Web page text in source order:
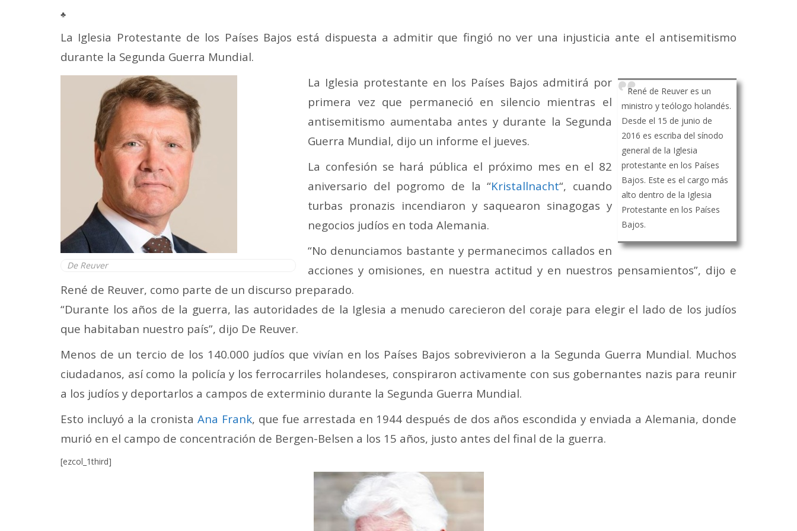
♣
La Iglesia Protestante de los Países Bajos está dispuesta a admitir que fingió no ver una injusticia ante el antisemitismo
durante la Segunda Guerra Mundial.
René de Reuver es un
ministro y teólogo holandés.
Desde el 15 de junio de
2016 es escriba del sínodo
general de la Iglesia
protestante en los Países
Bajos. Este es el cargo más
alto dentro de la Iglesia
Protestante en los Países
Bajos.
De Reuver
La Iglesia protestante en los Países Bajos admitirá por
primera vez que permaneció en silencio mientras el
antisemitismo aumentaba antes y durante la Segunda
Guerra Mundial, dijo un informe el jueves.
La confesión se hará pública el próximo mes en el 82
aniversario del pogromo de la “Kristallnacht“, cuando
turbas pronazis incendiaron y saquearon sinagogas y
negocios judíos en toda Alemania.
“No denunciamos bastante y permanecimos callados en
acciones y omisiones, en nuestra actitud y en nuestros pensamientos”, dijo e
René de Reuver, como parte de un discurso preparado.
“Durante los años de la guerra, las autoridades de la Iglesia a menudo carecieron del coraje para elegir el lado de los judíos
que habitaban nuestro país”, dijo De Reuver.
Menos de un tercio de los 140.000 judíos que vivían en los Países Bajos sobrevivieron a la Segunda Guerra Mundial. Muchos
ciudadanos, así como la policía y los ferrocarriles holandeses, conspiraron activamente con sus gobernantes nazis para reunir
a los judíos y deportarlos a campos de exterminio durante la Segunda Guerra Mundial.
Esto incluyó a la cronista Ana Frank, que fue arrestada en 1944 después de dos años escondida y enviada a Alemania, donde
murió en el campo de concentración de Bergen-Belsen a los 15 años, justo antes del final de la guerra.
[ezcol_1third]